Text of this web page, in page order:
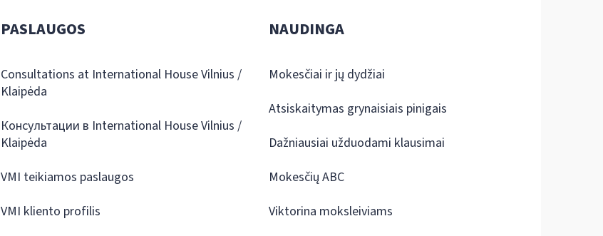
PASLAUGOS
Consultations at International House Vilnius /
Klaipėda
Консультации в International House Vilnius /
Klaipėda
VMI teikiamos paslaugos
VMI kliento profilis
NAUDINGA
Mokesčiai ir jų dydžiai
Atsiskaitymas grynaisiais pinigais
Dažniausiai užduodami klausimai
Mokesčių ABC
Viktorina moksleiviams